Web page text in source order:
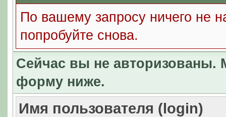
По вашему запросу ничего не
попробуйте снова.
Сейчас вы не авторизованы.
форму ниже.
Имя пользователя (login)